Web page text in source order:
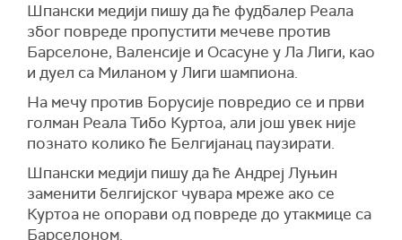
Шпански медији пишу да ће фудбалер Реала
због повреде пропустити мечеве против
Барселоне, Валенсије и Осасуне у Ла Лиги, као
и дуел са Миланом у Лиги шампиона.
На мечу против Борусије повредио се и први
голман Реала Тибо Куртоа, али још увек није
познато колико ће Белгијанац паузирати.
Шпански медији пишу да ће Андреј Луњин
заменити белгијског чувара мреже ако се
Куртоа не опорави од повреде до утакмице са
Барселоном.